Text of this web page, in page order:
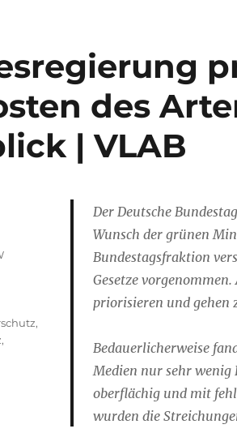
des
| VLAB
Der Deutsche
Wunsch der grünen
Bundestagsfraktion
Gesetze
priorisieren und gehen
Bedauerlicherweise
Medien nur sehr
oberflächig und mit
wurden die
,
,